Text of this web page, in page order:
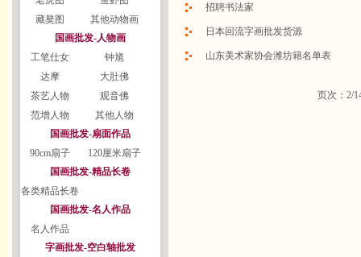
藏獒图
其他动物画
国画批发-人物画
工笔仕女
钟馗
达摩
大肚佛
茶艺人物
观音佛
范增人物
其他人物
国画批发-扇面作品
90cm扇子
120厘米扇子
国画批发-精品长卷
各类精品长卷
国画批发-名人作品
名人作品
字画批发-空白轴批发
招聘书法家
日本回流字画批发货源
山东美术家协会潍坊籍名单表
页次：2/